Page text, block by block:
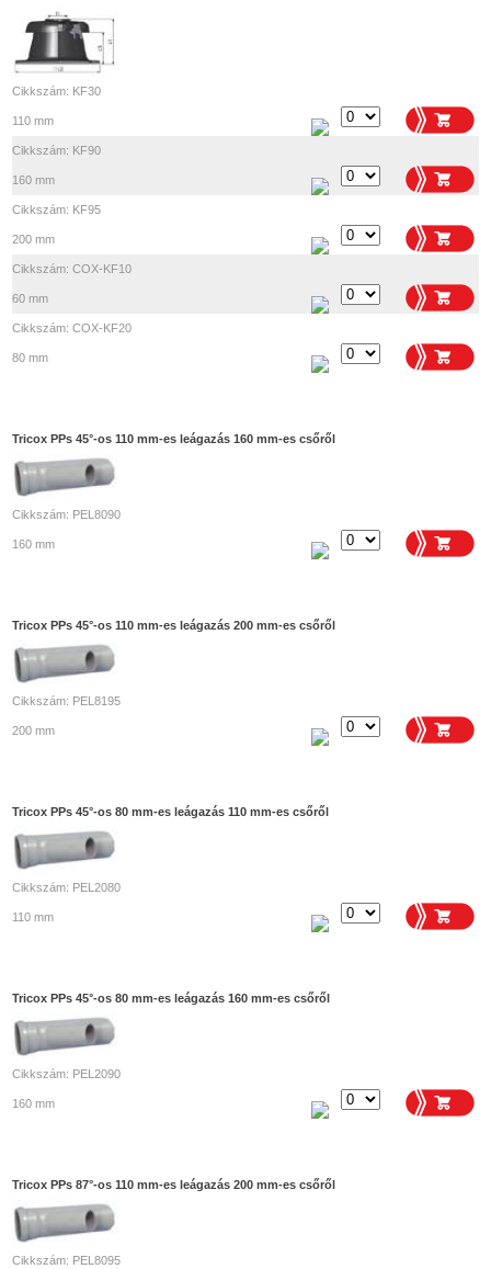
Cikkszám: KF30
110 mm
Cikkszám: KF90
160 mm
Cikkszám: KF95
200 mm
Cikkszám: COX-KF10
60 mm
Cikkszám: COX-KF20
80 mm
Tricox PPs 45°-os 110 mm-es leágazás 160 mm-es csőről
Cikkszám: PEL8090
160 mm
Tricox PPs 45°-os 110 mm-es leágazás 200 mm-es csőről
Cikkszám: PEL8195
200 mm
Tricox PPs 45°-os 80 mm-es leágazás 110 mm-es csőről
Cikkszám: PEL2080
110 mm
Tricox PPs 45°-os 80 mm-es leágazás 160 mm-es csőről
Cikkszám: PEL2090
160 mm
Tricox PPs 87°-os 110 mm-es leágazás 200 mm-es csőről
Cikkszám: PEL8095